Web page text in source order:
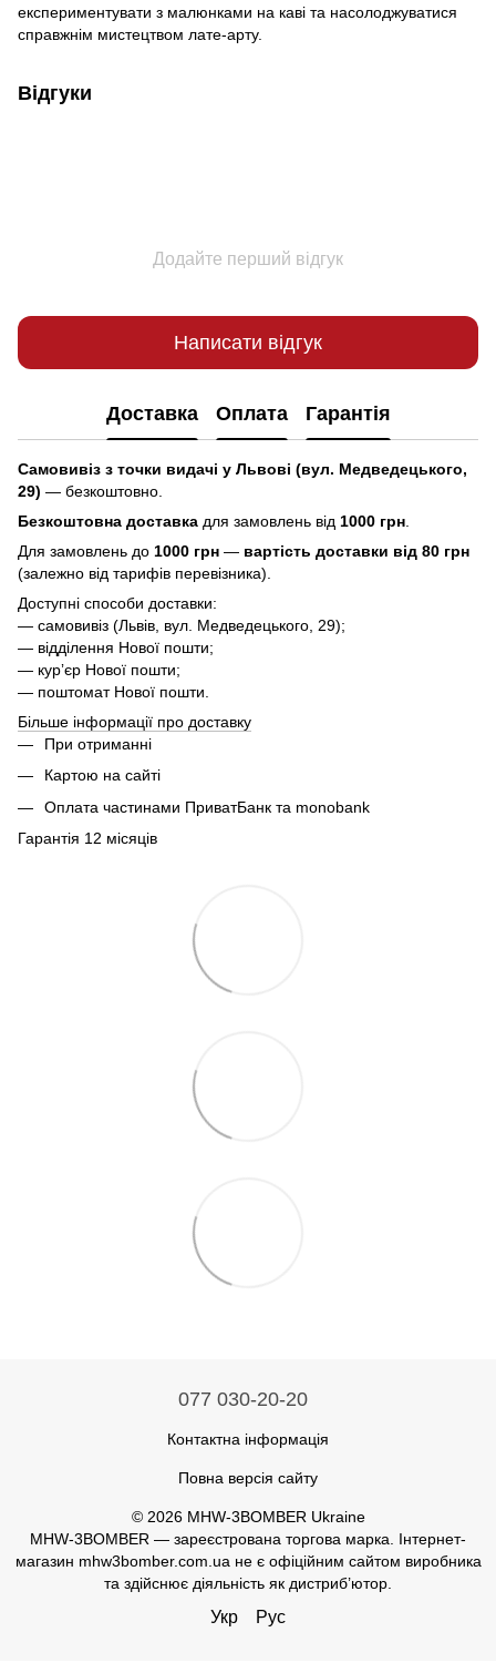
експериментувати з малюнками на каві та насолоджуватися
справжнім мистецтвом лате-арту.
Відгуки
Додайте перший відгук
Написати відгук
Доставка Оплата Гарантія
Самовивіз з точки видачі у Львові (вул. Медведецького,
29) — безкоштовно.
Безкоштовна доставка для замовлень від 1000 грн
Для замовлень до 1000 грн — вартість доставки від 80 грн
(залежно від тарифів перевізника).
Доступні способи доставки:
— самовивіз (Львів, вул. Медведецького, 29);
— відділення Нової пошти;
— курʼєр Нової пошти;
— поштомат Нової пошти.
Більше інформації про доставку
При отриманні
Картою на сайті
Оплата частинами ПриватБанк та monobank
Гарантія 12 місяців
077 030-20-20
Контактна інформація
Повна версія сайту
© 2026 MHW-3BOMBER Ukraine
MHW-3BOMBER — зареєстрована торгова марка. Інтернет-
магазин mhw3bomber.com.ua не є офіційним сайтом виробника
та здійснює діяльність як дистриб’ютор.
Укр Рус